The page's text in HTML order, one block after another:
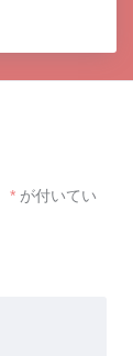
* が付いてい